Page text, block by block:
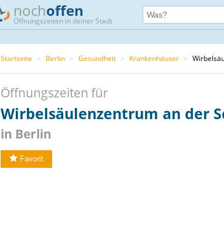
nochoffen
Öffnungszeiten in deiner Stadt
Startseite > Berlin > Gesundheit > Krankenhäuser >
Öffnungszeiten für
Wirbelsäulenzentrum an der
in Berlin
Favorit